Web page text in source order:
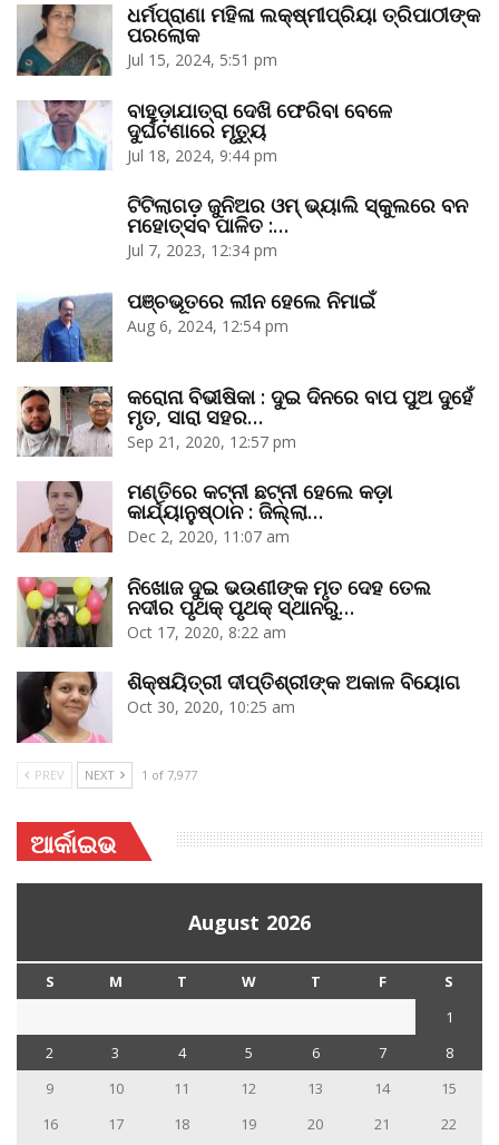
ଧର୍ମପ୍ରାଣା ମହିଳା ଲକ୍ଷ୍ମୀପ୍ରିୟା ତ୍ରିପାଠୀଙ୍କ
ପରଲୋକ
Jul 15, 2024, 5:51 pm
ବାହୁଡ଼ାଯାତ୍ରା ଦେଖି ଫେରିବା ବେଳେ
ଦୁର୍ଘଟଣାରେ ମୃତ୍ୟୁ
Jul 18, 2024, 9:44 pm
ଟିଟିଲାଗଡ଼ ଜୁନିଅର ଓମ୍‌ ଭ୍ୟାଲି ସ୍କୁଲରେ ବନ
ମହୋତ୍ସବ ପାଳିତ :…
Jul 7, 2023, 12:34 pm
ପଞ୍ଚଭୂତରେ ଲୀନ ହେଲେ ନିମାଇଁ
Aug 6, 2024, 12:54 pm
କରୋନା ବିଭୀଷିକା : ଦୁଇ ଦିନରେ ବାପ ପୁଅ ଦୁହେଁ
ମୃତ, ସାରା ସହର…
Sep 21, 2020, 12:57 pm
ମଣ୍ତିରେ କଟ୍‌ନୀ ଛଟ୍‌ନୀ ହେଲେ କଡ଼ା
କାର୍ଯ୍ୟାନୁଷ୍ଠାନ : ଜିଲ୍ଲା…
Dec 2, 2020, 11:07 am
ନିଖୋଜ ଦୁଇ ଭଉଣୀଙ୍କ ମୃତ ଦେହ ତେଲ
ନଦୀର ପୃଥକ୍‌ ପୃଥକ୍‌ ସ୍ଥାନରୁ…
Oct 17, 2020, 8:22 am
ଶିକ୍ଷୟିତ୍ରୀ ଦୀପ୍ତିଶ୍ରୀଙ୍କ ଅକାଳ ବିୟୋଗ
Oct 30, 2020, 10:25 am
PREV NEXT 1 of 7,977
ଆର୍କାଇଭ
August 2026
S M T W T F
S
1
2
3 4 5 6 7
8
9
10 11 12 13 14
15
16
17 18 19 20 21 22